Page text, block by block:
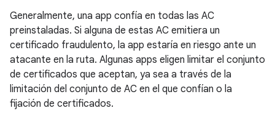
Generalmente, una app confía en todas las AC
preinstaladas. Si alguna de estas AC emitiera un
certificado fraudulento, la app estaría en riesgo ante un
atacante en la ruta. Algunas apps eligen limitar el conjunto
de certificados que aceptan, ya sea a través de la
limitación del conjunto de AC en el que confían o la
fijación de certificados.